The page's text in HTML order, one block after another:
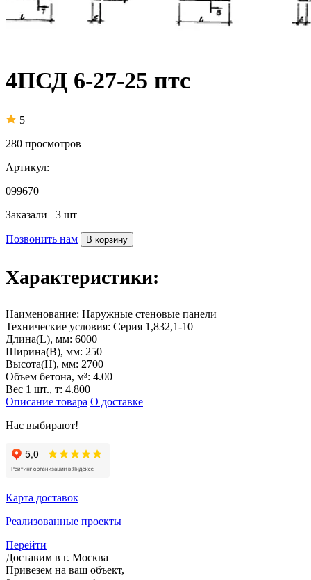
4ПСД 6-27-25 птс
5+
280 просмотров
Артикул:
099670
Заказали 3 шт
Позвонить нам В корзину
Характеристики:
Наименование: Наружные стеновые панели
Технические условия: Серия 1,832,1-10
Длина(L), мм: 6000
Ширина(B), мм: 250
Высота(H), мм: 2700
Объем бетона, м³: 4.00
Вес 1 шт., т: 4.800
Описание товара О доставке
Нас выбирают!
Карта доставок
Реализованные проекты
Перейти
Доставим в г. Москва
Привезем на ваш объект,